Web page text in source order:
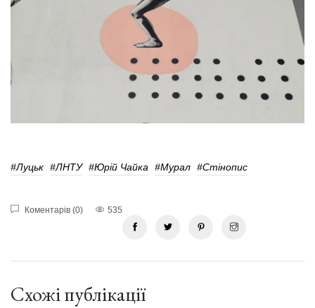
#Луцьк #ЛНТУ #Юрій Чайка #мурал #Стінопис
Коментарів (0) 535
Схожі публікації